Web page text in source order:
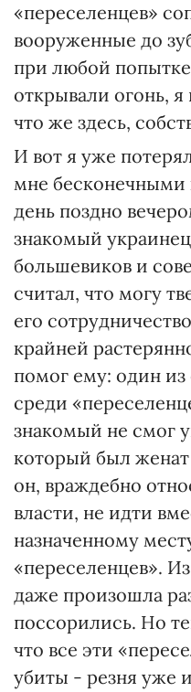
«переселенцев»
вооруженные до
при любой попытке
открывали огонь,
что же здесь,
И вот я уже
мне бесконечными
день поздно
знакомый
большевиков и
считал, что могу
его
крайней
помог ему: один из
среди
знакомый не смог
который был женат
он, враждебно
власти, не идти
назначенному
«переселенцев».
даже произошла
поссорились. Но
что все эти
убиты - резня уже